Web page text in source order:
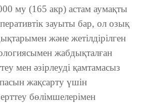
му (165 акр) астам аумақты
зауыты бар, ол озық
және жетілдірілген
жабдықталған
мен әзірлеуді қамтамасыз
жақсарту үшін
бөлімшелерімен